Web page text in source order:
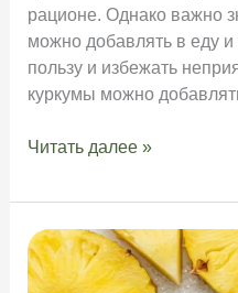
рационе. Однако важно
можно добавлять в еду и
пользу и избежать
куркумы можно
Сколько
можно
добавлять
в
еду
Читать далее »